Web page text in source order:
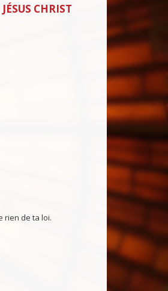
CHRIST
rien de ta loi.